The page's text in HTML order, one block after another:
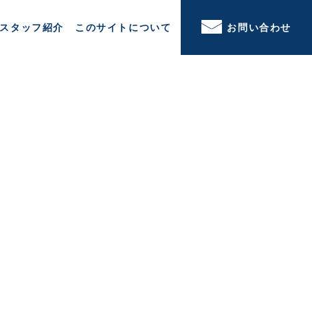
スタッフ紹介 このサイトについて お問い合わせ